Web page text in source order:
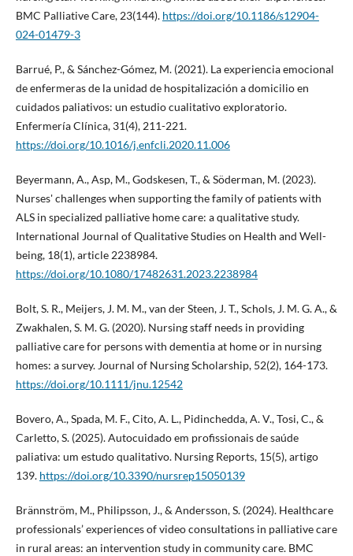
BMC Palliative Care, 23(144). https://doi.org/10.1186/s12904-
024-01479-3
Barrué, P., & Sánchez-Gómez, M. (2021). La experiencia emocional
de enfermeras de la unidad de hospitalización a domicilio en
cuidados paliativos: un estudio cualitativo exploratorio.
Enfermería Clínica, 31(4), 211-221.
https://doi.org/10.1016/j.enfcli.2020.11.006
Beyermann, A., Asp, M., Godskesen, T., & Söderman, M. (2023).
Nurses' challenges when supporting the family of patients with
ALS in specialized palliative home care: a qualitative study.
International Journal of Qualitative Studies on Health and Well-
being, 18(1), article 2238984.
https://doi.org/10.1080/17482631.2023.2238984
Bolt, S. R., Meijers, J. M. M., van der Steen, J. T., Schols, J. M. G. A., &
Zwakhalen, S. M. G. (2020). Nursing staff needs in providing
palliative care for persons with dementia at home or in nursing
homes: a survey. Journal of Nursing Scholarship, 52(2), 164-173.
https://doi.org/10.1111/jnu.12542
Bovero, A., Spada, M. F., Cito, A. L., Pidinchedda, A. V., Tosi, C., &
Carletto, S. (2025). Autocuidado em profissionais de saúde
paliativa: um estudo qualitativo. Nursing Reports, 15(5), artigo
139. https://doi.org/10.3390/nursrep15050139
Brännström, M., Philipsson, J., & Andersson, S. (2024). Healthcare
professionals’ experiences of video consultations in palliative care
in rural areas: an intervention study in community care. BMC